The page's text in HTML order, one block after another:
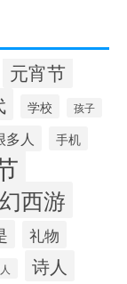
元宵节
学校 孩子
多人 手机
西游
礼物
诗人